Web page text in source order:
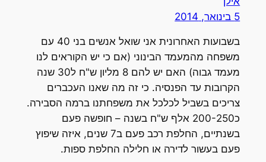
בשבועות האחרונית אני שואל אנשים בני 40 עם
משפחה מהמעמד הבינוני (אם כי יש הקוראים לנו
מעמד גבוה) האם יש להם 8 מליון ש"ח ל30 שנה
הקרובות עד הפנסיה. כי זה מה שאנו העכברים
צריכים בשביל לכלכל את משפחתנו ברמה הסבירה.
כ200-250 אלף ש"ח בשנה – חופשה פעם
בשנתיים, החלפת רכב פעם ב7 שנים, איזה שיפוץ
פעם בעשור לדירה או חלילה החלפת ספות.